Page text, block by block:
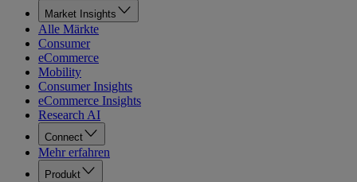
Market Insights
Alle Märkte
Consumer
eCommerce
Mobility
Consumer Insights
eCommerce Insights
Research AI
Connect
Mehr erfahren
Produkt